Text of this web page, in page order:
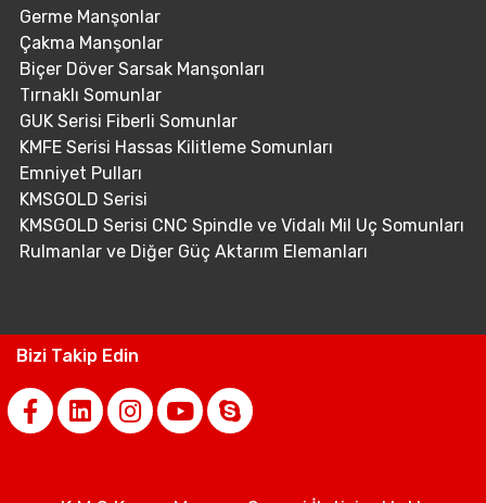
Germe Manşonlar
Çakma Manşonlar
Biçer Döver Sarsak Manşonları
Tırnaklı Somunlar
GUK Serisi Fiberli Somunlar
KMFE Serisi Hassas Kilitleme Somunları
Emniyet Pulları
KMSGOLD Serisi
KMSGOLD Serisi CNC Spindle ve Vidalı Mil Uç Somunları
Rulmanlar ve Diğer Güç Aktarım Elemanları
Bizi Takip Edin